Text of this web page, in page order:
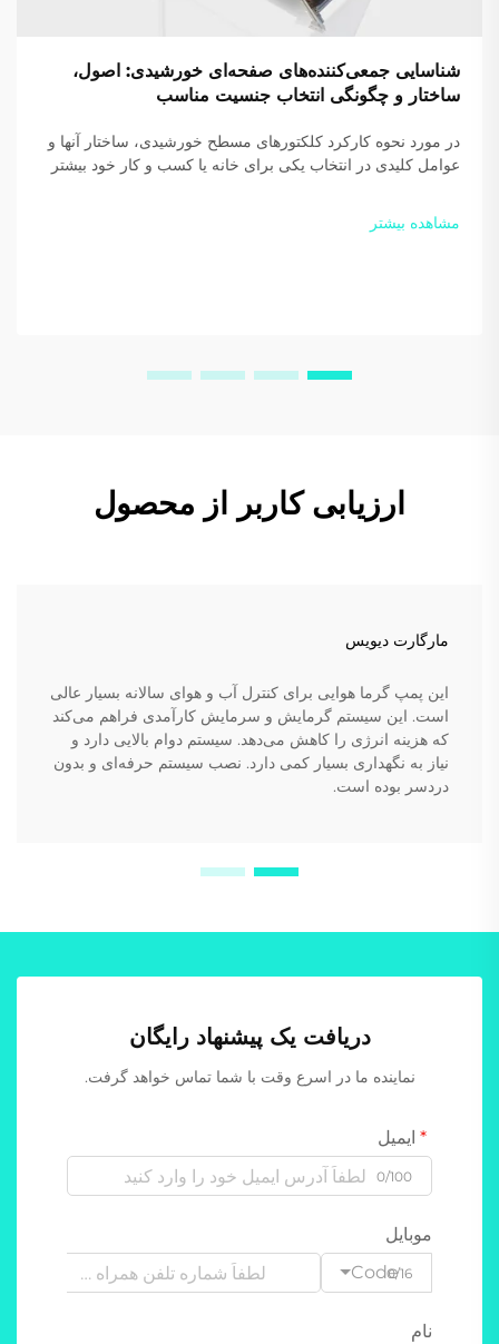
شناسایی جمعی‌کننده‌های صفحه‌ای خورشیدی: اصول،
ساختار و چگونگی انتخاب جنسیت مناسب
در مورد نحوه کارکرد کلکتورهای مسطح خورشیدی، ساختار آنها و
عوامل کلیدی در انتخاب یکی برای خانه یا کسب و کار خود بیشتر
راهنمای رایگان ما را دانلود کنید.
مشاهده بیشتر
ارزیابی کاربر از محصول
مارگارت دیویس
این پمپ گرما هوایی برای کنترل آب و هوای سالانه بسیار عالی
است. این سیستم گرمایش و سرمایش کارآمدی فراهم می‌کند
که هزینه انرژی را کاهش می‌دهد. سیستم دوام بالایی دارد و
نیاز به نگهداری بسیار کمی دارد. نصب سیستم حرفه‌ای و بدون
دردسر بوده است.
دریافت یک پیشنهاد رایگان
نماینده ما در اسرع وقت با شما تماس خواهد گرفت.
ایمیل
0/100
موبایل
Code0/16
نام